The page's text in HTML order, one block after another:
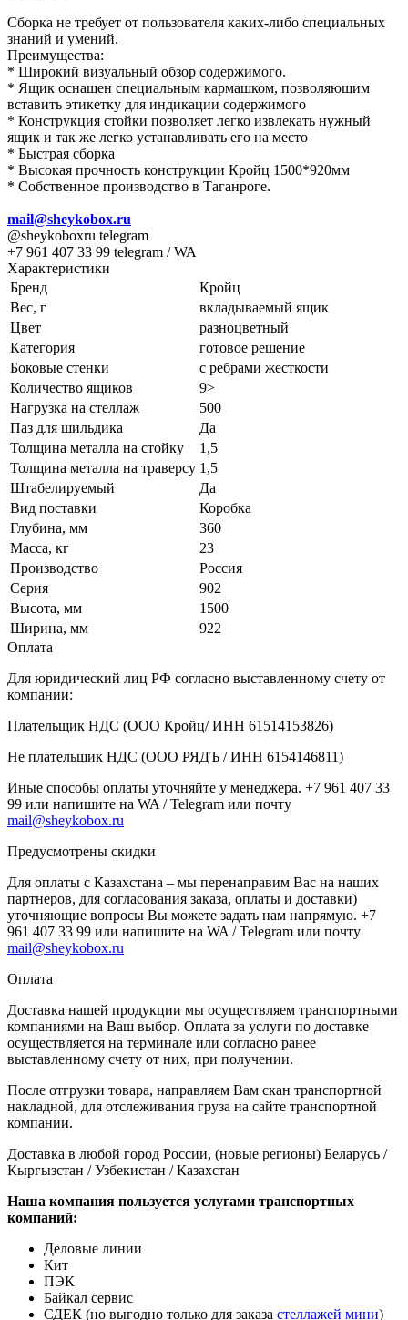
Сборка не требует от пользователя каких-либо специальных
знаний и умений.
Преимущества:
* Широкий визуальный обзор содержимого.
* Ящик оснащен специальным кармашком, позволяющим
вставить этикетку для индикации содержимого
* Конструкция стойки позволяет легко извлекать нужный
ящик и так же легко устанавливать его на место
* Быстрая сборка
* Высокая прочность конструкции Кройц 1500*920мм
* Собственное производство в Таганроге.
mail@sheykobox.ru
@sheykoboxru telegram
+7 961 407 33 99 telegram / WA
Характеристики
Бренд
Кройц
Вес, г
вкладываемый ящик
Цвет
разноцветный
Категория
готовое решение
Боковые стенки
с ребрами жесткости
Количество ящиков
9>
Нагрузка на стеллаж
500
Паз для шильдика
Да
Толщина металла на стойку
1,5
Толщина металла на траверсу 1,5
Штабелируемый
Да
Вид поставки
Коробка
Глубина, мм
360
Масса, кг
23
Производство
Россия
Серия
902
Высота, мм
1500
Ширина, мм
922
Оплата
Для юридический лиц РФ согласно выставленному счету от
компании:
Плательщик НДС (ООО Кройц/ ИНН 61514153826)
Не плательщик НДС (ООО РЯДЪ / ИНН 6154146811)
Иные способы оплаты уточняйте у менеджера. +7 961 407 33
99 или напишите на WA / Telegram или почту
mail@sheykobox.ru
Предусмотрены скидки
Для оплаты с Казахстана – мы перенаправим Вас на наших
партнеров, для согласования заказа, оплаты и доставки)
уточняющие вопросы Вы можете задать нам напрямую. +7
961 407 33 99 или напишите на WA / Telegram или почту
mail@sheykobox.ru
Оплата
Доставка нашей продукции мы осуществляем транспортными
компаниями на Ваш выбор. Оплата за услуги по доставке
осуществляется на терминале или согласно ранее
выставленному счету от них, при получении.
После отгрузки товара, направляем Вам скан транспортной
накладной, для отслеживания груза на сайте транспортной
компании.
Доставка в любой город России, (новые регионы) Беларусь /
Кыргызстан / Узбекистан / Казахстан
Наша компания пользуется услугами транспортных
компаний:
Деловые линии
Кит
ПЭК
Байкал сервис
СДЕК (но выгодно только для заказа стеллажей мини)